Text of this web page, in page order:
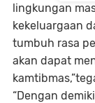
lingkungan
kekeluargaan
tumbuh rasa
akan dapat
“Dengan